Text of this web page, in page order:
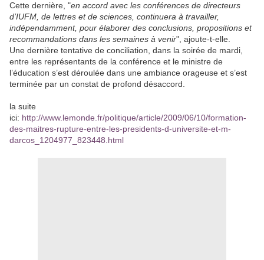
Cette dernière, "en accord avec les conférences de directeurs
d’IUFM, de lettres et de sciences, continuera à travailler,
indépendamment, pour élaborer des conclusions, propositions et
recommandations dans les semaines à venir", ajoute-t-elle.
Une dernière tentative de conciliation, dans la soirée de mardi,
entre les représentants de la conférence et le ministre de
l’éducation s’est déroulée dans une ambiance orageuse et s’est
terminée par un constat de profond désaccord.
la suite
ici: http://www.lemonde.fr/politique/article/2009/06/10/formation-
des-maitres-rupture-entre-les-presidents-d-universite-et-m-
darcos_1204977_823448.html